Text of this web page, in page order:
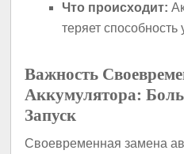
Что происходит:
теряет способность
Важность
Аккумулятора:
Запуск
Своевременная замена